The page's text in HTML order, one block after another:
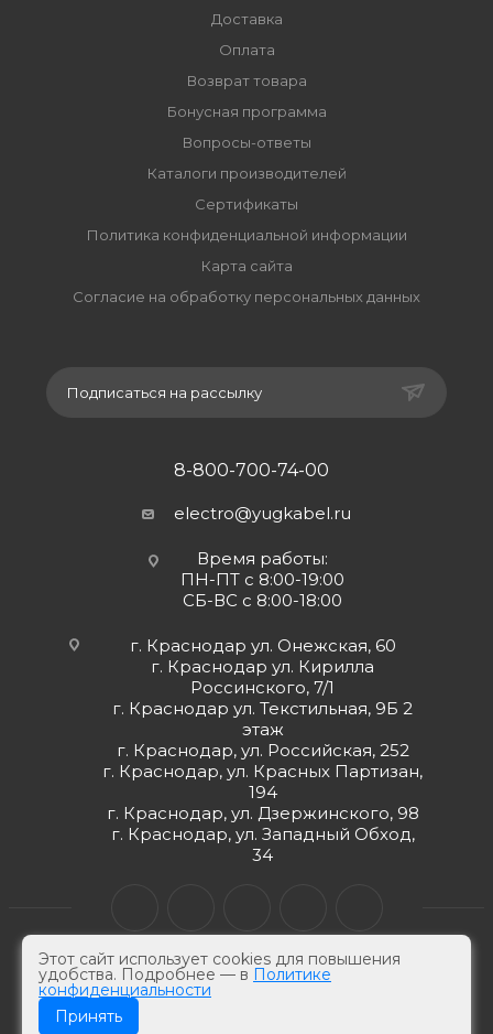
Доставка
Оплата
Возврат товара
Бонусная программа
Вопросы-ответы
Каталоги производителей
Сертификаты
Политика конфиденциальной информации
Карта сайта
Согласие на обработку персональных данных
Подписаться на рассылку
8-800-700-74-00
electro@yugkabel.ru
Время работы:
ПН-ПТ с 8:00-19:00
СБ-ВС с 8:00-18:00
г. Краснодар ул. Онежская, 60
г. Краснодар ул. Кирилла
Россинского, 7/1
г. Краснодар ул. Текстильная, 9Б 2
этаж
г. Краснодар, ул. Российская, 252
г. Краснодар, ул. Красных Партизан,
194
г. Краснодар, ул. Дзержинского, 98
г. Краснодар, ул. Западный Обход,
34
© ЮгКабель, 2026 г -Электротехническая продукция
Этот сайт использует cookies для повышения
удобства. Подробнее — в Политике
конфиденциальности
Принять